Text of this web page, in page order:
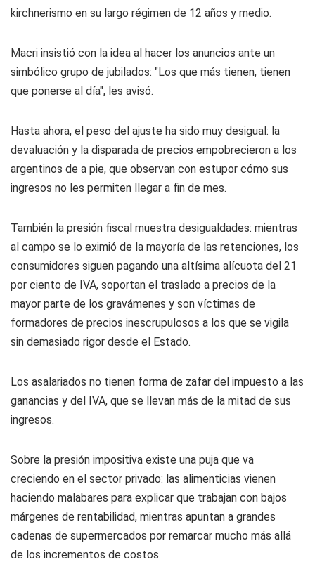
kirchnerismo en su largo régimen de 12 años y medio.
Macri insistió con la idea al hacer los anuncios ante un
simbólico grupo de jubilados: "Los que más tienen, tienen
que ponerse al día", les avisó.
Hasta ahora, el peso del ajuste ha sido muy desigual: la
devaluación y la disparada de precios empobrecieron a los
argentinos de a pie, que observan con estupor cómo sus
ingresos no les permiten llegar a fin de mes.
También la presión fiscal muestra desigualdades: mientras
al campo se lo eximió de la mayoría de las retenciones, los
consumidores siguen pagando una altísima alícuota del 21
por ciento de IVA, soportan el traslado a precios de la
mayor parte de los gravámenes y son víctimas de
formadores de precios inescrupulosos a los que se vigila
sin demasiado rigor desde el Estado.
Los asalariados no tienen forma de zafar del impuesto a las
ganancias y del IVA, que se llevan más de la mitad de sus
ingresos.
Sobre la presión impositiva existe una puja que va
creciendo en el sector privado: las alimenticias vienen
haciendo malabares para explicar que trabajan con bajos
márgenes de rentabilidad, mientras apuntan a grandes
cadenas de supermercados por remarcar mucho más allá
de los incrementos de costos.